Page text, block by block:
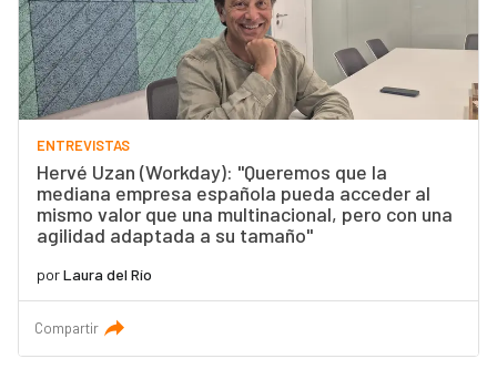
ENTREVISTAS
Hervé Uzan (Workday): "Queremos que la
mediana empresa española pueda acceder al
mismo valor que una multinacional, pero con una
agilidad adaptada a su tamaño"
porLaura del Río
Compartir